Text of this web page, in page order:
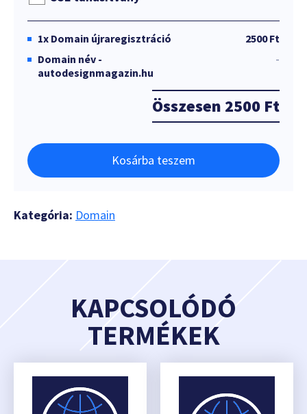
1x Domain újraregisztráció
2500 Ft
Domain név -
autodesignmagazin.hu
-
Összesen 2500 Ft
Kosárba teszem
Kategória: Domain
KAPCSOLÓDÓ
TERMÉKEK